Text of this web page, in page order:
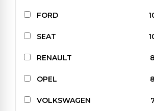
FORD
SEAT
RENAULT
OPEL
VOLKSWAGEN